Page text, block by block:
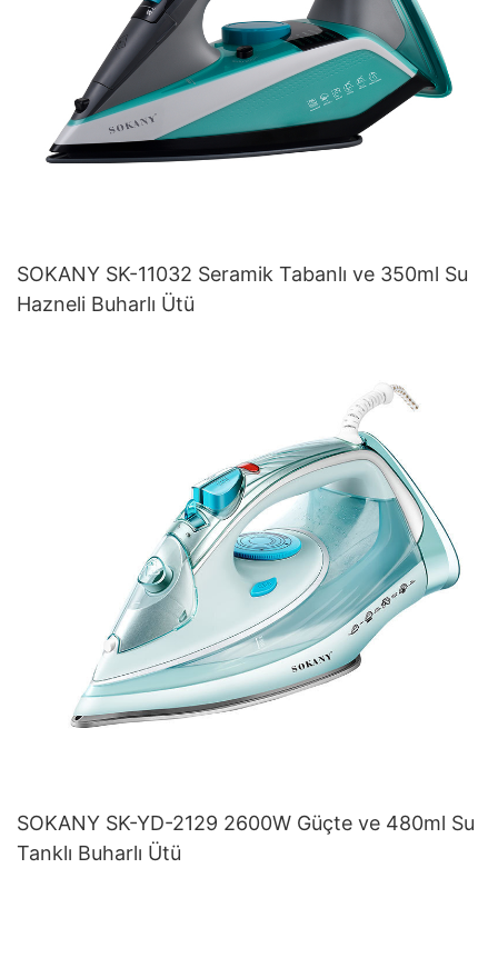
SOKANY SK-11032 Seramik Tabanlı ve 350ml Su
Hazneli Buharlı Ütü
SOKANY SK-YD-2129 2600W Güçte ve 480ml Su
Tanklı Buharlı Ütü